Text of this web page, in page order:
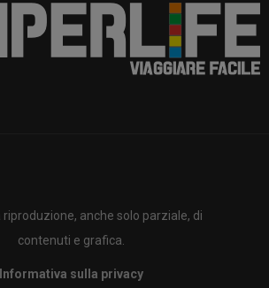
riproduzione, anche solo parziale, di
contenuti e grafica.
Informativa sulla privacy